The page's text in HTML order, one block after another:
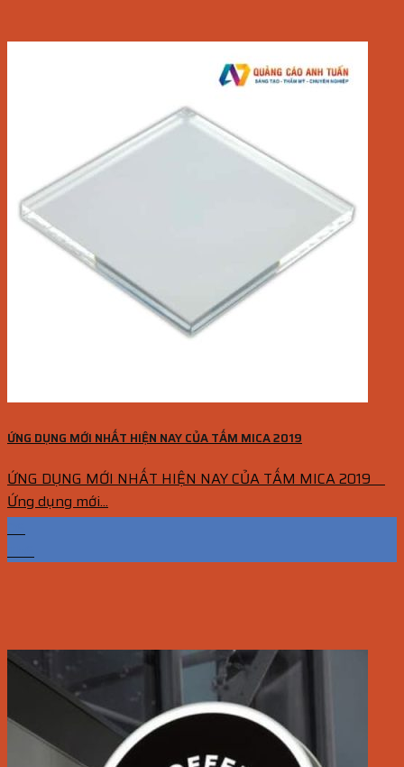
ỨNG DỤNG MỚI NHẤT HIỆN NAY CỦA TẤM MICA 2019
ỨNG DỤNG MỚI NHẤT HIỆN NAY CỦA TẤM MICA 2019
Ứng dụng mới...
06
Th6